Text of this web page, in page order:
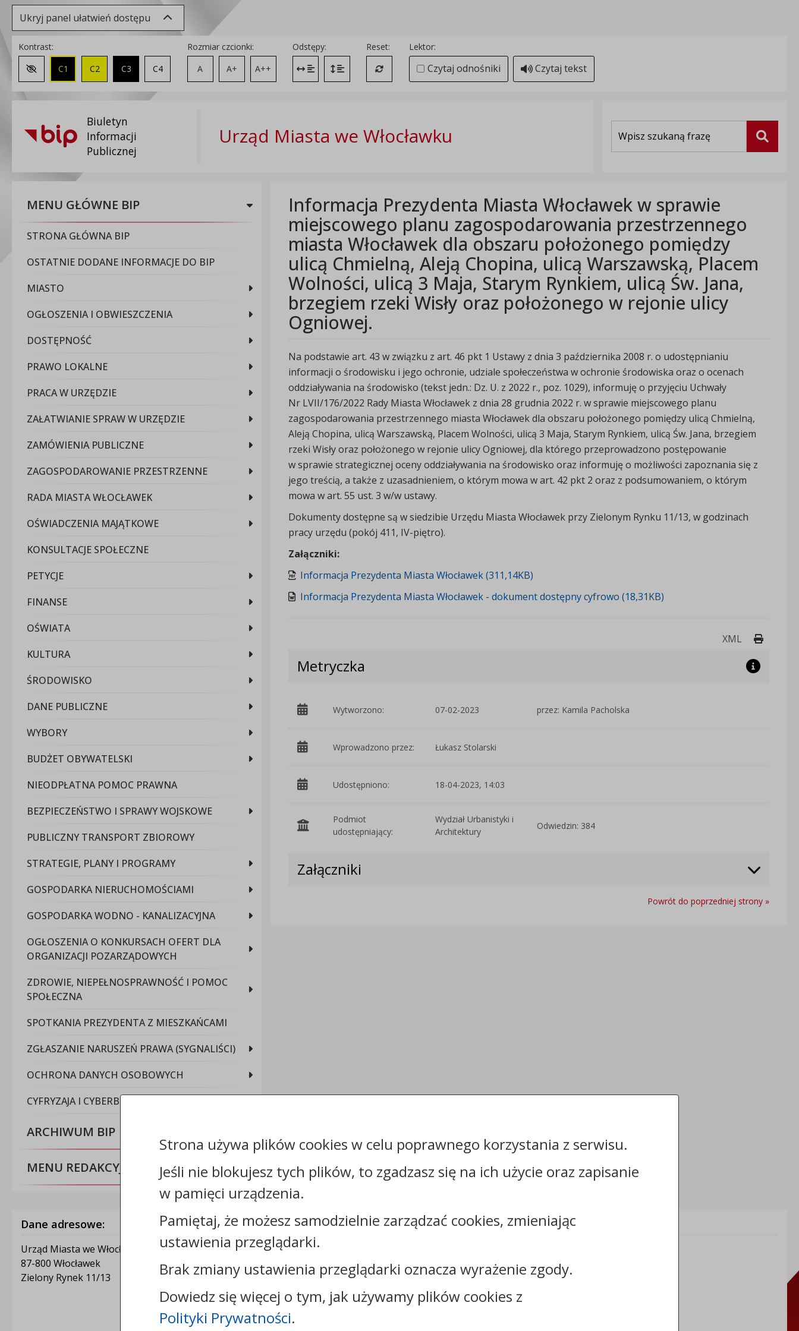
Ukryj panel ułatwień dostępu
Kontrast:
Zmień kontrast na domyślny
C1 C2 C3 C4
Rozmiar czcionki:
A
A+ A++
Odstępy:
Zmień odstęp między literami
Zmień interlinię i margines między paragrafami
Reset:
Przywróć ustawienia domyślne
Lektor:
Czytaj odnośniki Czytaj tekst
Biuletyn
Informacji
Publicznej
Urząd Miasta we Włocławku Szukaj
MENU GŁÓWNE BIP
STRONA GŁÓWNA BIP
OSTATNIE DODANE INFORMACJE DO BIP
MIASTO
OGŁOSZENIA I OBWIESZCZENIA
DOSTĘPNOŚĆ
PRAWO LOKALNE
PRACA W URZĘDZIE
ZAŁATWIANIE SPRAW W URZĘDZIE
ZAMÓWIENIA PUBLICZNE
ZAGOSPODAROWANIE PRZESTRZENNE
RADA MIASTA WŁOCŁAWEK
OŚWIADCZENIA MAJĄTKOWE
KONSULTACJE SPOŁECZNE
PETYCJE
FINANSE
OŚWIATA
KULTURA
ŚRODOWISKO
DANE PUBLICZNE
WYBORY
BUDŻET OBYWATELSKI
NIEODPŁATNA POMOC PRAWNA
BEZPIECZEŃSTWO I SPRAWY WOJSKOWE
PUBLICZNY TRANSPORT ZBIOROWY
STRATEGIE, PLANY I PROGRAMY
GOSPODARKA NIERUCHOMOŚCIAMI
GOSPODARKA WODNO - KANALIZACYJNA
OGŁOSZENIA O KONKURSACH OFERT DLA
ORGANIZACJI POZARZĄDOWYCH
ZDROWIE, NIEPEŁNOSPRAWNOŚĆ I POMOC
SPOŁECZNA
SPOTKANIA PREZYDENTA Z MIESZKAŃCAMI
ZGŁASZANIE NARUSZEŃ PRAWA (SYGNALIŚCI)
OCHRONA DANYCH OSOBOWYCH
CYFRYZAJA I CYBERBEZPIECZEŃSTWO
ARCHIWUM BIP
MENU REDAKCYJNE
Informacja Prezydenta Miasta Włocławek w sprawie
miejscowego planu zagospodarowania przestrzennego
miasta Włocławek dla obszaru położonego pomiędzy
ulicą Chmielną, Aleją Chopina, ulicą Warszawską, Placem
Wolności, ulicą 3 Maja, Starym Rynkiem, ulicą Św. Jana,
brzegiem rzeki Wisły oraz położonego w rejonie ulicy
Ogniowej.
Na podstawie art. 43 w związku z art. 46 pkt 1 Ustawy z dnia 3 października 2008 r. o udostępnianiu
informacji o środowisku i jego ochronie, udziale społeczeństwa w ochronie środowiska oraz o ocenach
oddziaływania na środowisko (tekst jedn.: Dz. U. z 2022 r., poz. 1029), informuję o przyjęciu Uchwały
Nr LVII/176/2022 Rady Miasta Włocławek z dnia 28 grudnia 2022 r. w sprawie miejscowego planu
zagospodarowania przestrzennego miasta Włocławek dla obszaru położonego pomiędzy ulicą Chmielną,
Aleją Chopina, ulicą Warszawską, Placem Wolności, ulicą 3 Maja, Starym Rynkiem, ulicą Św. Jana, brzegiem
rzeki Wisły oraz położonego w rejonie ulicy Ogniowej, dla którego przeprowadzono postępowanie
w sprawie strategicznej oceny oddziaływania na środowisko oraz informuję o możliwości zapoznania się z
jego treścią, a także z uzasadnieniem, o którym mowa w art. 42 pkt 2 oraz z podsumowaniem, o którym
mowa w art. 55 ust. 3 w/w ustawy.
Dokumenty dostępne są w siedzibie Urzędu Miasta Włocławek przy Zielonym Rynku 11/13, w godzinach
pracy urzędu (pokój 411, IV-piętro).
Załączniki:
Informacja Prezydenta Miasta Włocławek (311,14KB)
Informacja Prezydenta Miasta Włocławek - dokument dostępny cyfrowo (18,31KB)
XML Drukuj
Metryczka
Wytworzono: 07-02-2023 przez: Kamila Pacholska
Wprowadzono przez: Łukasz Stolarski
Udostępniono: 18-04-2023, 14:03
Podmiot
udostępniający:
Wydział Urbanistyki i
Architektury
Odwiedzin: 384
Załączniki
Powrót do poprzedniej strony »
Dane adresowe:
Urząd Miasta we Włocławku
87-800 Włocławek
Zielony Rynek 11/13
Kontakt:
tel.:+48544144000
faks: +48544144444
e-mail:poczta@um.wloclawek.pl
skrytka ePUAP: /umwloclawek/SkrytkaESP lub
/umwloclawek/skrytka
strona www:
Informacje dodatkowe:
REGON: 910866910
TERYT: 0464011
Strona używa plików cookies w celu poprawnego korzystania z serwisu.
Jeśli nie blokujesz tych plików, to zgadzasz się na ich użycie oraz zapisanie
w pamięci urządzenia.
Pamiętaj, że możesz samodzielnie zarządzać cookies, zmieniając
ustawienia przeglądarki.
Brak zmiany ustawienia przeglądarki oznacza wyrażenie zgody.
Dowiedz się więcej o tym, jak używamy plików cookies z
Polityki Prywatności.